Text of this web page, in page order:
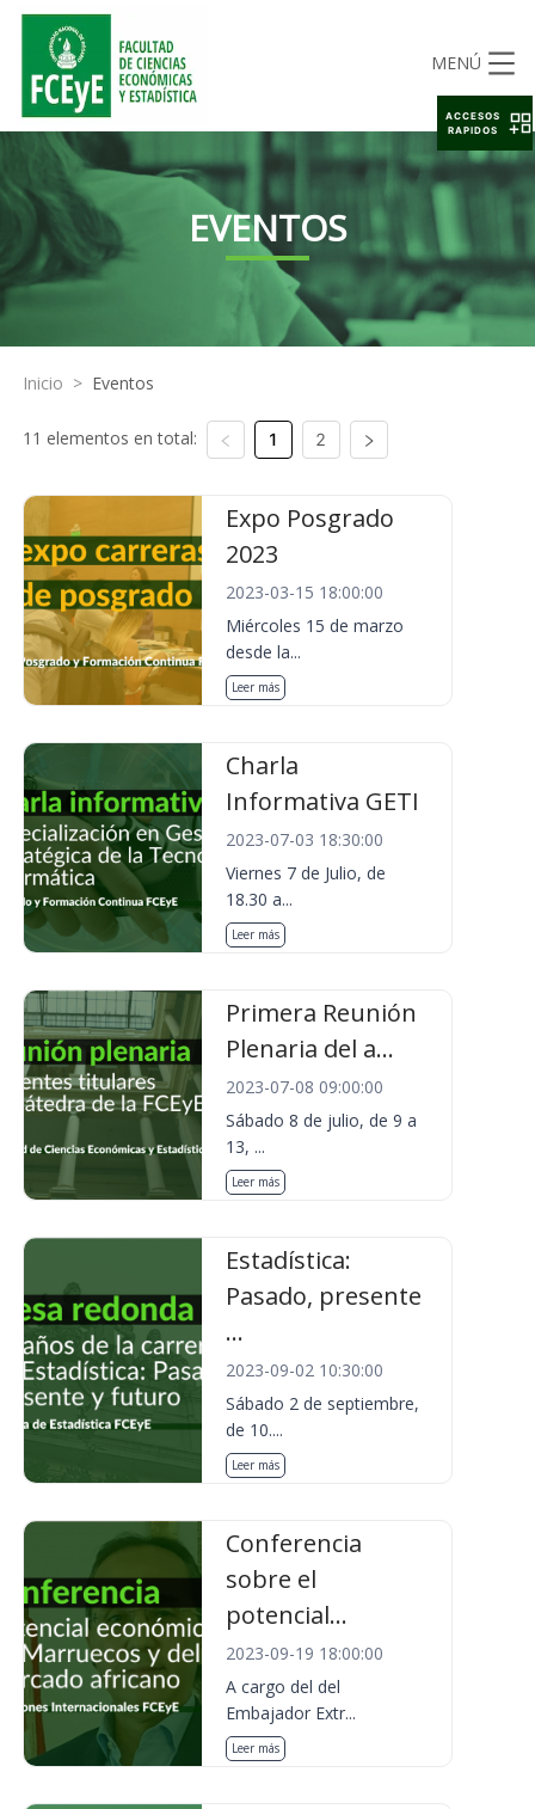
MENÚ
EVENTOS
Inicio > Eventos
11 elementos en total: 1 2
Expo Posgrado
2023
2023-03-15 18:00:00
Miércoles 15 de marzo
desde la...
Leer más
Charla
Informativa GETI
2023-07-03 18:30:00
Viernes 7 de Julio, de
18.30 a...
Leer más
Primera Reunión
Plenaria del a...
2023-07-08 09:00:00
Sábado 8 de julio, de 9 a
13, ...
Leer más
Estadística:
Pasado, presente
...
2023-09-02 10:30:00
Sábado 2 de septiembre,
de 10....
Leer más
Conferencia
sobre el
potencial...
2023-09-19 18:00:00
A cargo del del
Embajador Extr...
Leer más
ACCESOS
RAPIDOS